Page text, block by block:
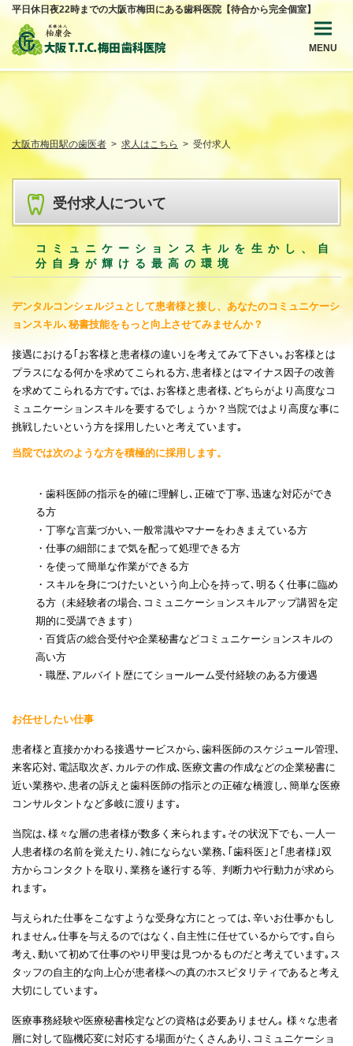
平日休日夜22時までの大阪市梅田にある歯科医院【待合から完全個室】
大阪市梅田駅の歯医者 求人はこちら 受付求人
受付求人について
コミュニケーションスキルを生かし、自
分自身が輝ける最高の環境
デンタルコンシェルジュとして患者様と接し、あなたのコミュニケーシ
ョンスキル､秘書技能をもっと向上させてみませんか？
接遇における｢お客様と患者様の違い｣を考えてみて下さい｡お客様とは
プラスになる何かを求めてこられる方､患者様とはマイナス因子の改善
を求めてこられる方です｡では､お客様と患者様､どちらがより高度なコ
ミュニケーションスキルを要するでしょうか？当院ではより高度な事に
挑戦したいという方を採用したいと考えています｡
当院では次のような方を積極的に採用します。
・歯科医師の指示を的確に理解し､正確で丁寧､迅速な対応ができ
る方
・丁寧な言葉づかい､一般常識やマナーをわきまえている方
・仕事の細部にまで気を配って処理できる方
・を使って簡単な作業ができる方
・スキルを身につけたいという向上心を持って､明るく仕事に臨め
る方（未経験者の場合､コミュニケーションスキルアップ講習を定
期的に受講できます）
・百貨店の総合受付や企業秘書などコミュニケーションスキルの
高い方
・職歴､アルバイト歴にてショールーム受付経験のある方優遇
お任せしたい仕事
患者様と直接かかわる接遇サービスから､歯科医師のスケジュール管理､
来客応対､電話取次ぎ､カルテの作成､医療文書の作成などの企業秘書に
近い業務や､患者の訴えと歯科医師の指示との正確な橋渡し､簡単な医療
コンサルタントなど多岐に渡ります｡
当院は､様々な層の患者様が数多く来られます｡その状況下でも､一人一
人患者様の名前を覚えたり､雑にならない業務､｢歯科医｣と｢患者様｣双
方からコンタクトを取り､業務を遂行する等、判断力や行動力が求めら
れます｡
与えられた仕事をこなすような受身な方にとっては､辛いお仕事かもし
れません｡仕事を与えるのではなく､自主性に任せているからです｡自ら
考え､動いて初めて仕事のやり甲斐は見つかるものだと考えています｡ス
タッフの自主的な向上心が患者様への真のホスピタリティであると考え
大切にしています｡
医療事務経験や医療秘書検定などの資格は必要ありません｡ 様々な患者
層に対して臨機応変に対応する場面がたくさんあり､コミュニケーショ
MENU